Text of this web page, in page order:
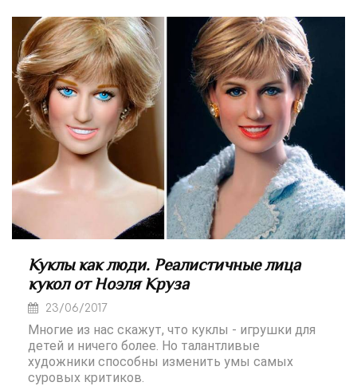
Куклы как люди. Реалистичные лица
кукол от Ноэля Круза
23/06/2017
Многие из нас скажут, что куклы - игрушки для
детей и ничего более. Но талантливые
художники способны изменить умы самых
суровых критиков.